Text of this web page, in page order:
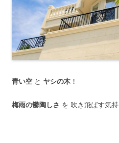
青い空 と ヤシの木 ！
梅雨の鬱陶しさ を 吹き飛ばす気持